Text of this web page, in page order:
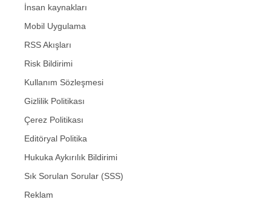
İnsan kaynakları
Mobil Uygulama
RSS Akışları
Risk Bildirimi
Kullanım Sözleşmesi
Gizlilik Politikası
Çerez Politikası
Editöryal Politika
Hukuka Aykırılık Bildirimi
Sık Sorulan Sorular (SSS)
Reklam